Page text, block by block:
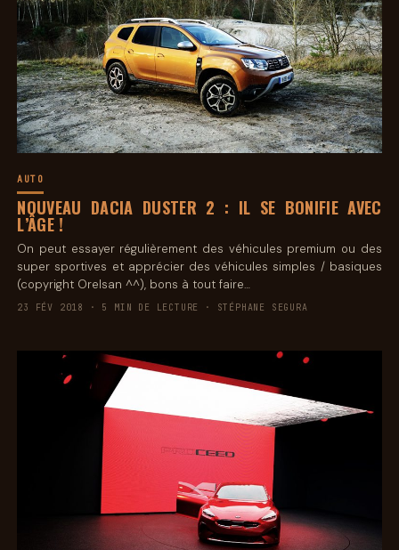
AUTO
NOUVEAU DACIA DUSTER 2 : IL SE BONIFIE AVEC
L’ÂGE !
On peut essayer régulièrement des véhicules premium ou des
super sportives et apprécier des véhicules simples / basiques
(copyright Orelsan ^^), bons à tout faire…
23 FÉV 2018 · 5 MIN DE LECTURE · STÉPHANE SEGURA